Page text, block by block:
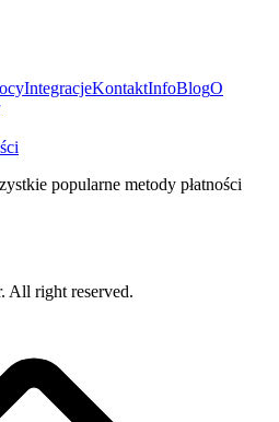
IntegracjeKontaktInfoBlogO
popularne metody płatności
All right reserved.